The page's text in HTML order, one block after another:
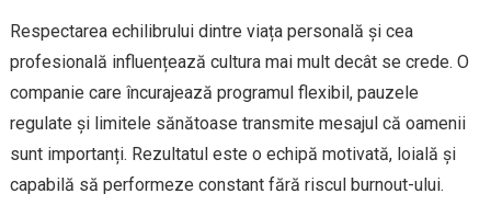
Respectarea echilibrului dintre viața personală și cea
profesională influențează cultura mai mult decât se crede. O
companie care încurajează programul flexibil, pauzele
regulate și limitele sănătoase transmite mesajul că oamenii
sunt importanți. Rezultatul este o echipă motivată, loială și
capabilă să performeze constant fără riscul burnout-ului.